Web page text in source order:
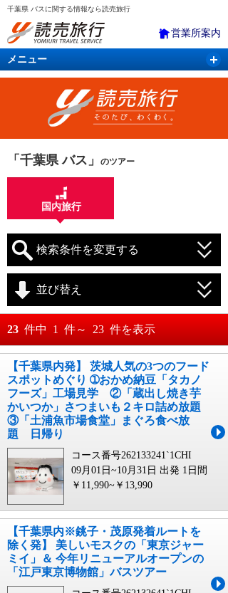
千葉県 バスに関する情報なら読売旅行
営業所案内
メニュー
国内旅行 バスツアー 海外旅行
「千葉県 バス」 のツアー
国内旅行
検索条件を変更する
月 日～
月 日
並び替え
おすすめ順
料金が安い順
料金が高い順
23 件中 1 件～ 23 件を表示
【千葉県内発】 茨城人気の3つのフード
スポットめぐり ➀おかめ納豆「タカノ
フーズ」工場見学 ②「蔵出し焼き芋
かいつか」さつまいも２キロ詰め放題
③「土浦魚市場食堂」まぐろ食べ放
題 日帰り
コース番号262133241`1CHI
09月01日~10月31日 出発 1日間
￥11,990~￥13,990
【千葉県内※銚子・茂原発着ルートを
除く発】 美しいモスクの「東京ジャー
ミイ」＆ 今年リニューアルオープンの
「江戸東京博物館」バスツアー